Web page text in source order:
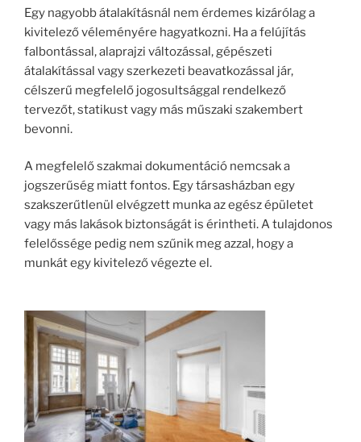
Egy nagyobb átalakításnál nem érdemes kizárólag a
kivitelező véleményére hagyatkozni. Ha a felújítás
falbontással, alaprajzi változással, gépészeti
átalakítással vagy szerkezeti beavatkozással jár,
célszerű megfelelő jogosultsággal rendelkező
tervezőt, statikust vagy más műszaki szakembert
bevonni.
A megfelelő szakmai dokumentáció nemcsak a
jogszerűség miatt fontos. Egy társasházban egy
szakszerűtlenül elvégzett munka az egész épületet
vagy más lakások biztonságát is érintheti. A tulajdonos
felelőssége pedig nem szűnik meg azzal, hogy a
munkát egy kivitelező végezte el.